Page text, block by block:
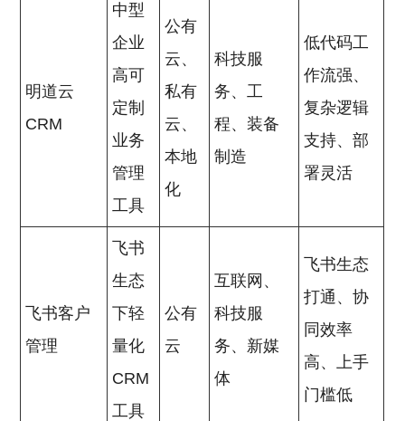
明道云
CRM
中型
企业
高可
定制
业务
管理
工具
公有
云、
私有
云、
本地
化
科技服
务、工
程、装备
制造
低代码工
作流强、
复杂逻辑
支持、部
署灵活
飞书客户
管理
飞书
生态
下轻
量化
CRM
工具
公有
云
互联网、
科技服
务、新媒
体
飞书生态
打通、协
同效率
高、上手
门槛低